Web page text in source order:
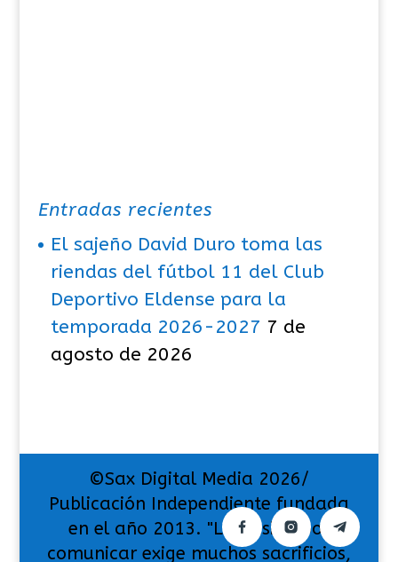
Entradas recientes
El sajeño David Duro toma las
riendas del fútbol 11 del Club
Deportivo Eldense para la
temporada 2026-2027 7 de
agosto de 2026
©Sax Digital Media 2026/
Publicación Independiente fundada
en el año 2013. "La pasión por
comunicar exige muchos sacrificios,